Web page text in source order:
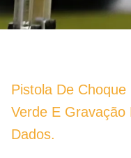
Pistola De
Verde E Gravação
Dados.